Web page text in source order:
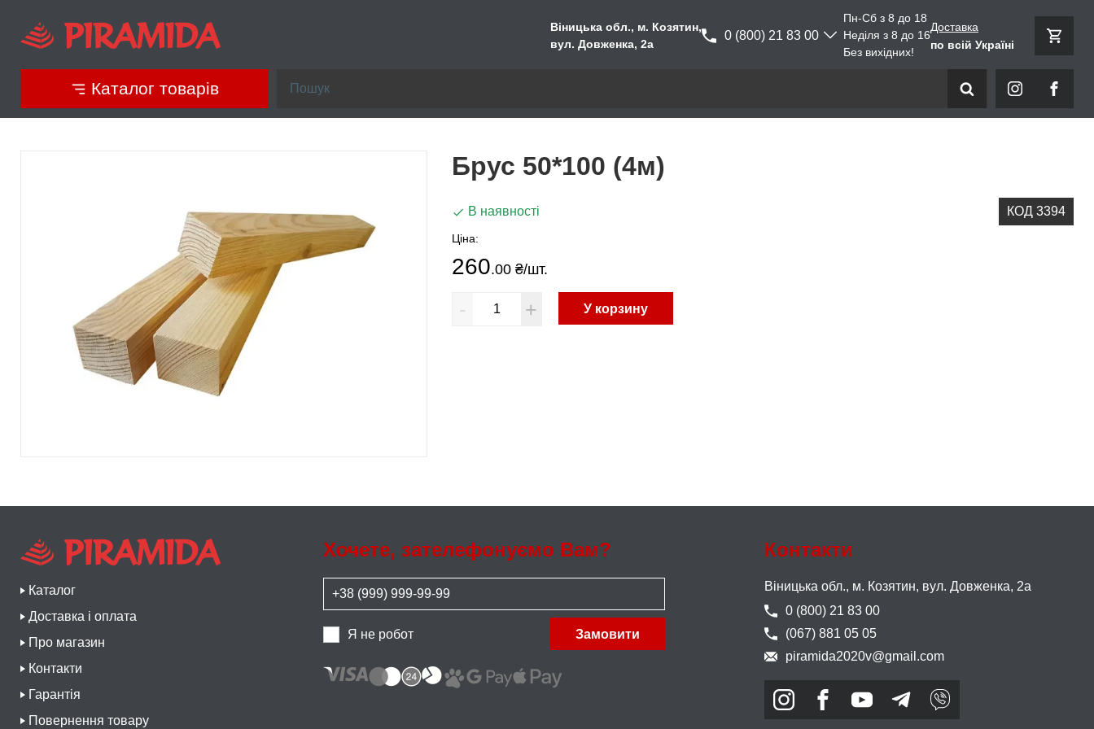
Віницька обл., м. Козятин,
вул. Довженка, 2а
0 (800) 21 83 00
Пн-Сб з 8 до 18
Неділя з 8 до 16
Без вихідних!
Доставка
по всій Україні
Каталог товарів
Брус 50*100 (4м)
В наявності КОД 3394
Ціна:
260.00 ₴/шт.
- + У корзину
Каталог
Доставка і оплата
Про магазин
Контакти
Гарантія
Повернення товару
Хочете, зателефонуємо Вам?
Я не робот Замовити
Контакти
Віницька обл., м. Козятин, вул. Довженка, 2а
0 (800) 21 83 00
(067) 881 05 05
piramida2020v@gmail.com